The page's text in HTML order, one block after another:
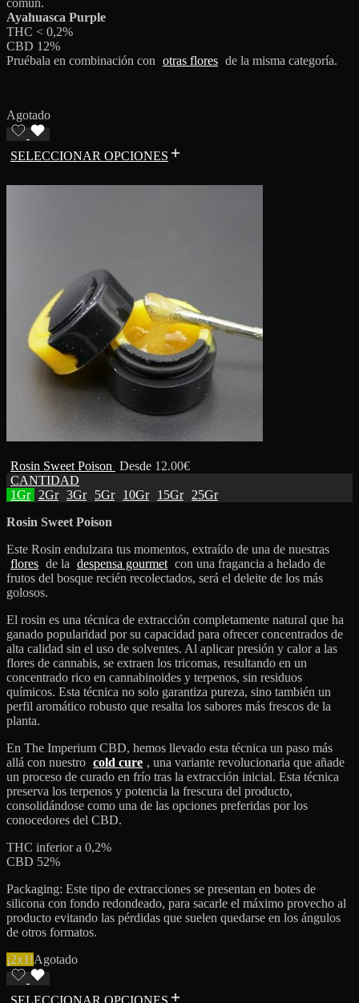
Ayahuasca Purple
THC < 0,2%
CBD 12%
Pruébala en combinación con otras flores de la misma categoría.
Agotado
SELECCIONAR OPCIONES
Rosin Sweet Poison Desde 12.00€
CANTIDAD
1Gr
2Gr 3Gr 5Gr 10Gr 15Gr
25Gr
Rosin Sweet Poison
Este Rosin endulzara tus momentos, extraído de una de nuestras
flores de la despensa gourmet con una fragancia a helado de
frutos del bosque recién recolectados, será el deleite de los más
golosos.
El rosin es una técnica de extracción completamente natural que ha
ganado popularidad por su capacidad para ofrecer concentrados de
alta calidad sin el uso de solventes. Al aplicar presión y calor a las
flores de cannabis, se extraen los tricomas, resultando en un
concentrado rico en cannabinoides y terpenos, sin residuos
químicos. Esta técnica no solo garantiza pureza, sino también un
perfil aromático robusto que resalta los sabores más frescos de la
planta.
En The Imperium CBD, hemos llevado esta técnica un paso más
allá con nuestro cold cure , una variante revolucionaria que añade
un proceso de curado en frío tras la extracción inicial. Esta técnica
preserva los terpenos y potencia la frescura del producto,
consolidándose como una de las opciones preferidas por los
conocedores del CBD.
THC inferior a 0,2%
CBD 52%
Packaging: Este tipo de extracciones se presentan en botes de
silicona con fondo redondeado, para sacarle el máximo provecho al
producto evitando las pérdidas que suelen quedarse en los ángulos
de otros formatos.
¡2x1!Agotado
SELECCIONAR OPCIONES